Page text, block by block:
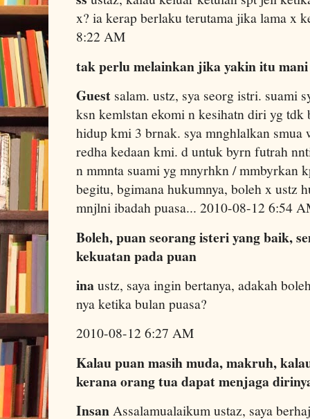
x? ia kerap berlaku terutama jika lama x
8:22 AM
tak perlu melainkan jika yakin itu mani
Guest salam. ustz, sya seorg istri. suami
ksn kemlstan ekomi n kesihatn diri yg tdk
hidup kmi 3 brnak. sya mnghlalkan
redha kedaan kmi. d untuk byrn futrah
n mmnta suami yg mnyrhkn / mmbyrkan
begitu, bgimana hukumnya, boleh x ustz
mnjlni ibadah puasa... 2010-08-12 6:54
Boleh, puan seorang isteri yang baik,
kekuatan pada puan
inaustz, saya ingin bertanya, adakah
nya ketika bulan puasa?
2010-08-12 6:27 AM
Kalau puan masih muda, makruh,
kerana orang tua dapat menjaga
InsanAssalamualaikum ustaz, saya